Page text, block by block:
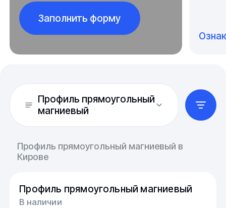
Заполнить форму
Профиль прямоугольный
магниевый
Профиль прямоугольный магниевый в
Кирове
Профиль прямоугольный магниевый
В наличии